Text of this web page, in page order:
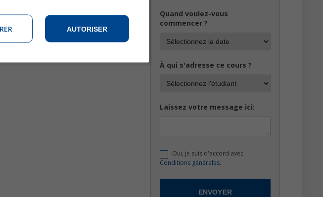
Quand voulez-vous
commencer ?
À qui s'adresse ce cours ?
Laissez votre message ici:
Oui, je suis d'accord avec
Conditions générales.
AUTORISER